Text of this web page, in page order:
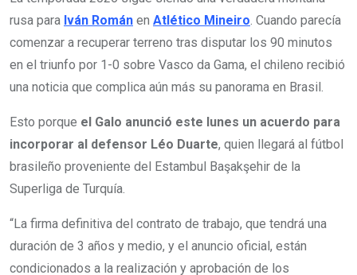
rusa para Iván Román en Atlético Mineiro. Cuando parecía
comenzar a recuperar terreno tras disputar los 90 minutos
en el triunfo por 1-0 sobre Vasco da Gama, el chileno recibió
una noticia que complica aún más su panorama en Brasil.
Esto porque el Galo anunció este lunes un acuerdo para
incorporar al defensor Léo Duarte, quien llegará al fútbol
brasileño proveniente del Estambul Başakşehir de la
Superliga de Turquía.
“La firma definitiva del contrato de trabajo, que tendrá una
duración de 3 años y medio, y el anuncio oficial, están
condicionados a la realización y aprobación de los